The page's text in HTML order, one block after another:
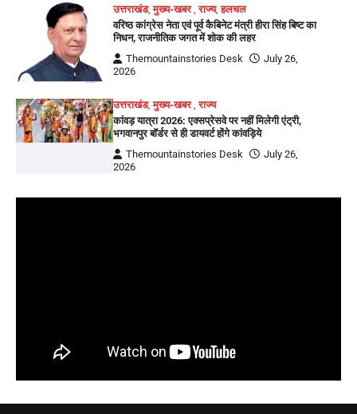
उत्तराखंड,मुख्य-खबर ,राज्य,हलचल
वरिष्ठ कांग्रेस नेता एवं पूर्व कैबिनेट मंत्री हीरा सिंह बिष्ट का
निधन, राजनीतिक जगत में शोक की लहर
Themountainstories Desk
July 26,
2026
उत्तराखंड,मुख्य-खबर ,राज्य
कांवड़ यात्रा 2026: एक्सप्रेसवे पर नहीं मिलेगी एंट्री,
भगवानपुर बॉर्डर से ही डायवर्ट होंगे कांवड़िये
Themountainstories Desk
July 26,
2026